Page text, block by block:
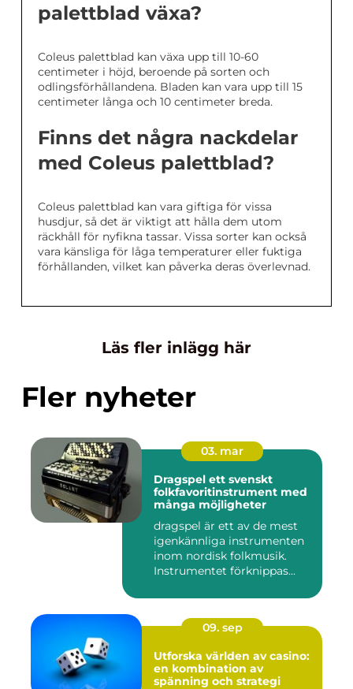
palettblad växa?
Coleus palettblad kan växa upp till 10-60
centimeter i höjd, beroende på sorten och
odlingsförhållandena. Bladen kan vara upp till 15
centimeter långa och 10 centimeter breda.
Finns det några nackdelar
med Coleus palettblad?
Coleus palettblad kan vara giftiga för vissa
husdjur, så det är viktigt att hålla dem utom
räckhåll för nyfikna tassar. Vissa sorter kan också
vara känsliga för låga temperaturer eller fuktiga
förhållanden, vilket kan påverka deras överlevnad.
Läs fler inlägg här
Fler nyheter
03. mar
Dragspel ett svenskt
folkfavoritinstrument med
många möjligheter
dragspel är ett av de mest
igenkännliga instrumenten
inom nordisk folkmusik.
Instrumentet förknippas...
09. sep
Utforska världen av casino:
en kombination av
spänning och strategi